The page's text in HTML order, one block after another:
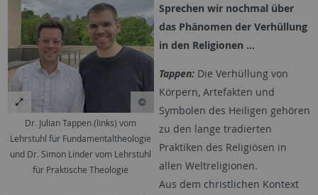
Dr. Julian Tappen (links) vom
Lehrstuhl für Fundamentaltheologie
und Dr. Simon Linder vom Lehrstuhl
für Praktische Theologie
Sprechen wir nochmal über
das Phänomen der Verhüllung
in den Religionen …
Tappen: Die Verhüllung von
Körpern, Artefakten und
Symbolen des Heiligen gehören
zu den lange tradierten
Praktiken des Religiösen in
allen Weltreligionen.
Aus dem christlichen Kontext